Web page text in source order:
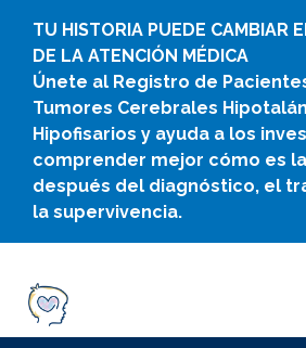
contenido
TU HISTORIA PUEDE CAMBIAR
DE LA ATENCIÓN MÉDICA
Únete al Registro de
Tumores Cerebrales
Hipofisarios y ayuda a los
comprender mejor cómo es
después del diagnóstico, el
la supervivencia.